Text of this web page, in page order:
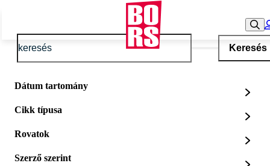
Keresés
Dátum tartomány
Cikk típusa
Rovatok
Szerző szerint